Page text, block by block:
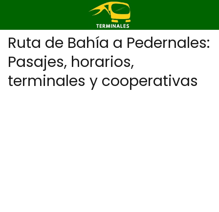
Ruta de Bahía a Pedernales:
Pasajes, horarios,
terminales y cooperativas